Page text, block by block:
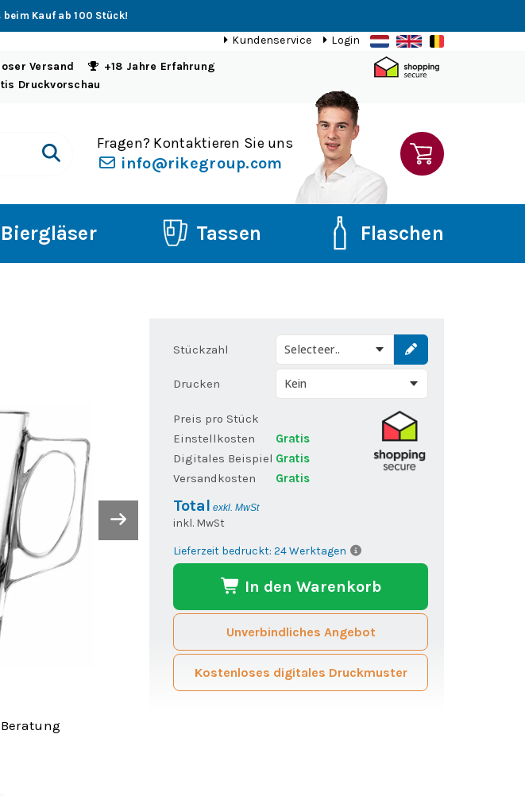
Kauf ab 100 Stück!
Kundenservice
Login
Versand
+18 Jahre Erfahrung
Druckvorschau
Fragen? Kontaktieren Sie uns
info@rikegroup.com
Biergläser Tassen Flaschen
Stückzahl Selecteer..
Drucken
Preis pro Stück
Einstellkosten
Gratis
Digitales Beispiel Gratis
Versandkosten
Gratis
Total exkl. MwSt
inkl. MwSt
Lieferzeit bedruckt: 24 Werktagen
In den Warenkorb
Unverbindliches Angebot
Kostenloses digitales Druckmuster